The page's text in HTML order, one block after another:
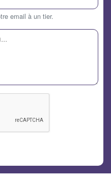
email à un tier.